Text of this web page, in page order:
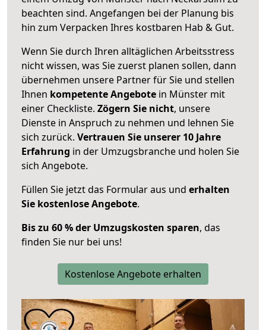
beachten sind. Angefangen bei der Planung bis
hin zum Verpacken Ihres kostbaren Hab & Gut.
Wenn Sie durch Ihren alltäglichen Arbeitsstress
nicht wissen, was Sie zuerst planen sollen, dann
übernehmen unsere Partner für Sie und stellen
Ihnen kompetente Angebote in Münster mit
einer Checkliste. Zögern Sie nicht, unsere
Dienste in Anspruch zu nehmen und lehnen Sie
sich zurück. Vertrauen Sie unserer 10 Jahre
Erfahrung in der Umzugsbranche und holen Sie
sich Angebote.
Füllen Sie jetzt das Formular aus und erhalten
Sie kostenlose Angebote.
Bis zu 60 % der Umzugskosten sparen, das
finden Sie nur bei uns!
Kostenlose Angebote erhalten